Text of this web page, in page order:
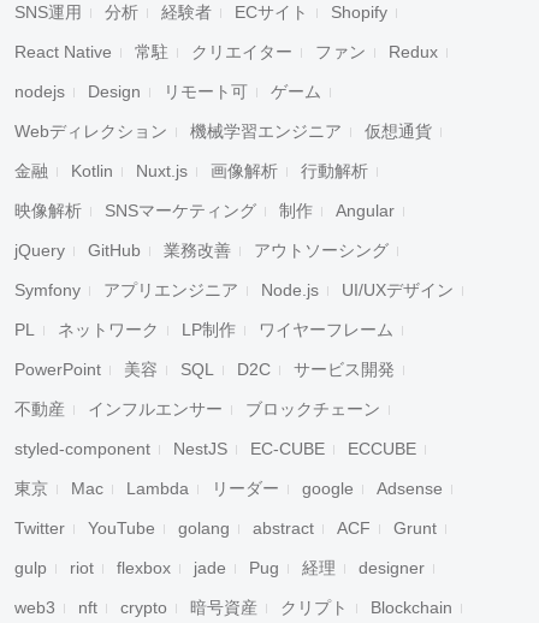
SNS運用 分析 経験者 ECサイト Shopify
React Native 常駐 クリエイター ファン Redux
nodejs Design リモート可 ゲーム
Webディレクション 機械学習エンジニア 仮想通貨
金融 Kotlin Nuxt.js 画像解析 行動解析
映像解析 SNSマーケティング 制作 Angular
jQuery GitHub 業務改善 アウトソーシング
Symfony アプリエンジニア Node.js UI/UXデザイン
PL ネットワーク LP制作 ワイヤーフレーム
PowerPoint 美容 SQL D2C サービス開発
不動産 インフルエンサー ブロックチェーン
styled-component NestJS EC-CUBE ECCUBE
東京 Mac Lambda リーダー google Adsense
Twitter YouTube golang abstract ACF Grunt
gulp riot flexbox jade Pug 経理 designer
web3 nft crypto 暗号資産 クリプト Blockchain